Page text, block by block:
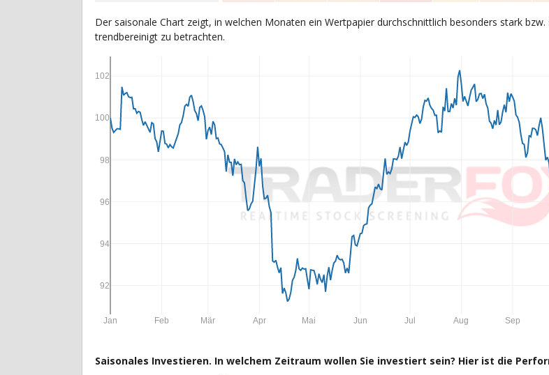
Der saisonale Chart zeigt, in welchen Monaten ein Wertpapier durchschnittlich besonders stark
trendbereinigt zu betrachten.
Jan Feb Mär Apr Mai Jun Jul Aug Sep
92
94
96
98
100
102
Saisonales Investieren. In welchem Zeitraum wollen Sie investiert sein? Hier ist die